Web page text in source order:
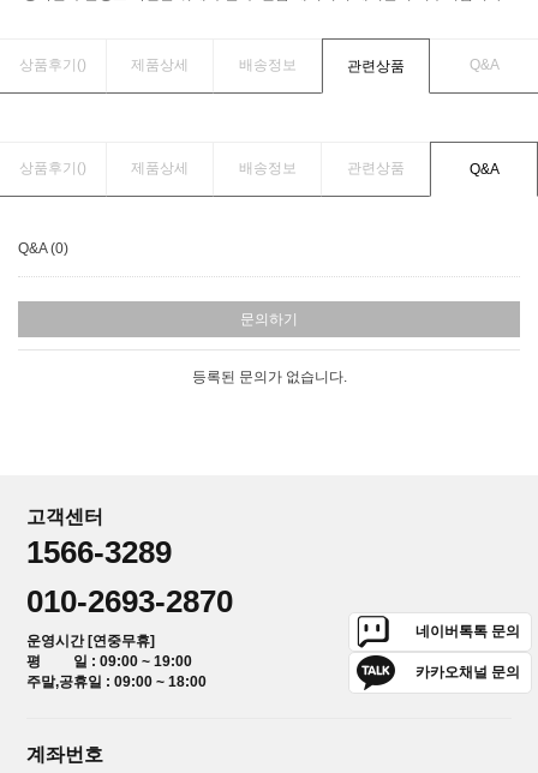
상품후기() 제품상세 배송정보 관련상품 Q&A
상품후기() 제품상세 배송정보 관련상품 Q&A
Q&A (0)
문의하기
등록된 문의가 없습니다.
고객센터
1566-3289
010-2693-2870
운영시간 [연중무휴]
평 일 : 09:00 ~ 19:00
주말,공휴일 : 09:00 ~ 18:00
네이버톡톡 문의
카카오채널 문의
계좌번호